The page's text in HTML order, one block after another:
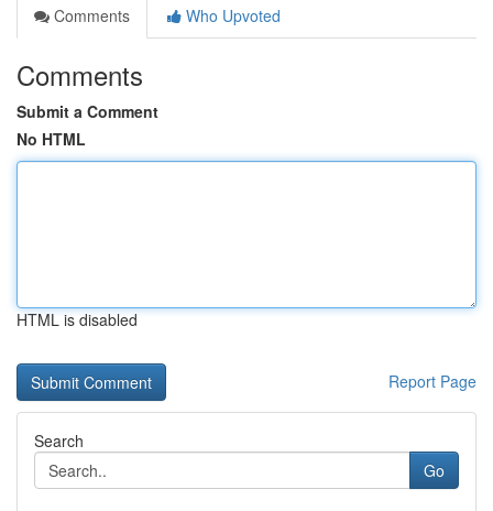
Comments
Who Upvoted
Comments
Submit a Comment
No HTML
HTML is disabled
Report Page
Search
Go